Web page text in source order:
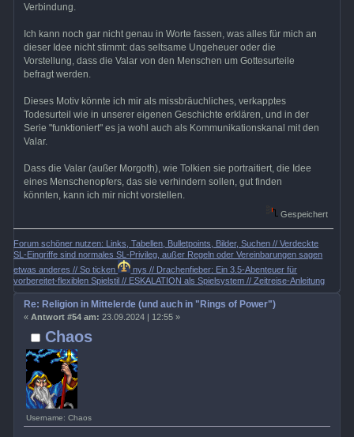
Verbindung.
Ich kann noch gar nicht genau in Worte fassen, was alles für mich an
dieser Idee nicht stimmt: das seltsame Ungeheuer oder die
Vorstellung, dass die Valar von den Menschen um Gottesurteile
befragt werden.
Dieses Motiv könnte ich mir als missbräuchliches, verkapptes
Todesurteil wie in unserer eigenen Geschichte erklären, und in der
Serie "funktioniert" es ja wohl auch als Kommunikationskanal mit den
Valar.
Dass die Valar (außer Morgoth), wie Tolkien sie portraitiert, die Idee
eines Menschenopfers, das sie verhindern sollen, gut finden
könnten, kann ich mir nicht vorstellen.
Gespeichert
Forum schöner nutzen: Links, Tabellen, Bulletpoints, Bilder, Suchen // Verdeckte
SL-Eingriffe sind normales SL-Privileg, außer Regeln oder Vereinbarungen sagen
etwas anderes // So ticken
nys // Drachenfieber: Ein 3.5-Abenteuer für
vorbereitet-flexiblen Spielstil // ESKALATION als Spielsystem // Zeitreise-Anleitung
Chaos
Username: Chaos
Re: Religion in Mittelerde (und auch in "Rings of Power")
« Antwort #54 am: 23.09.2024 | 12:55 »